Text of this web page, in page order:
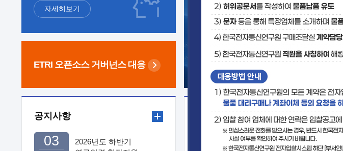
자세히보기
ETRI 오픈소스 거버넌스 대응
공지사항
2026년도 하반기
03
보도자료